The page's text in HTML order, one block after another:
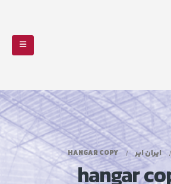
ایران ایر HANGAR COPY
hangar